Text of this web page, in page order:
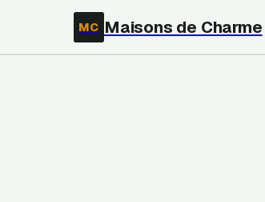
MC Maisons de Charme